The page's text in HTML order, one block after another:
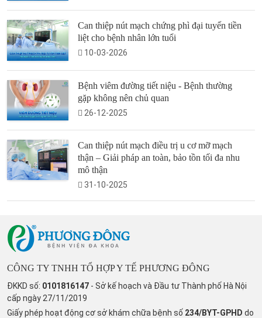
Can thiệp nút mạch chứng phì đại tuyến tiền
liệt cho bệnh nhân lớn tuổi
10-03-2026
Bệnh viêm đường tiết niệu - Bệnh thường
gặp không nên chủ quan
26-12-2025
Can thiệp nút mạch điều trị u cơ mỡ mạch
thận – Giải pháp an toàn, bảo tồn tối đa nhu
mô thận
31-10-2025
CÔNG TY TNHH TỔ HỢP Y TẾ PHƯƠNG ĐÔNG
ĐKKD số: 0101816147 - Sở kế hoạch và Đầu tư Thành phố Hà Nội
cấp ngày 27/11/2019
Giấy phép hoạt động cơ sở khám chữa bệnh số 234/BYT-GPHD do